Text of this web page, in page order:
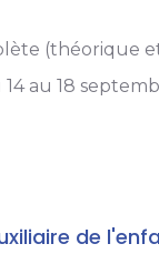
(théorique
au 18
de